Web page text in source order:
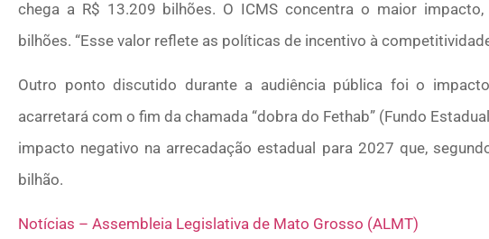
chega a R$ 13.209 bilhões. O ICMS concentra o maior
bilhões. “Esse valor reflete as políticas de incentivo à
Outro ponto discutido durante a audiência pública foi o
acarretará com o fim da chamada “dobra do Fethab” (Fundo
impacto negativo na arrecadação estadual para 2027 que,
bilhão.
Notícias – Assembleia Legislativa de Mato Grosso (ALMT)